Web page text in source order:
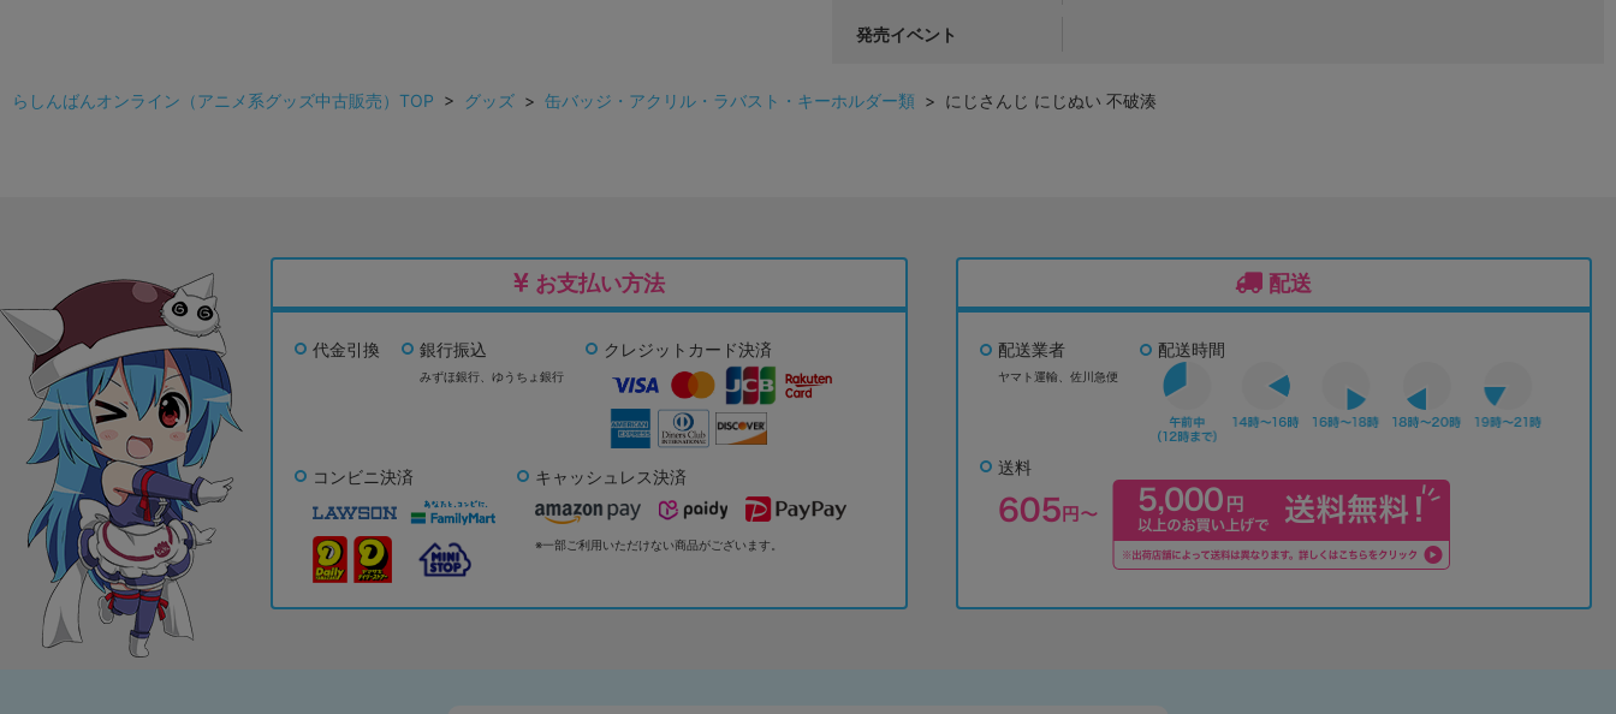
発売イベント
らしんばんオンライン（アニメ系グッズ中古販売）TOP > グッズ > 缶バッジ・アクリル・ラバスト・キーホルダー類 > にじさんじ にじぬい 不破湊
お支払い方法
代金引換 銀行振込
みずほ銀行、 ゆうちょ銀行
クレジットカード決済
コンビニ決済 キャッシュレス決済
※一部ご利用いただけない商品がございます。
配送
配送業者
ヤマト運輸、佐川急便
配送時間
送料